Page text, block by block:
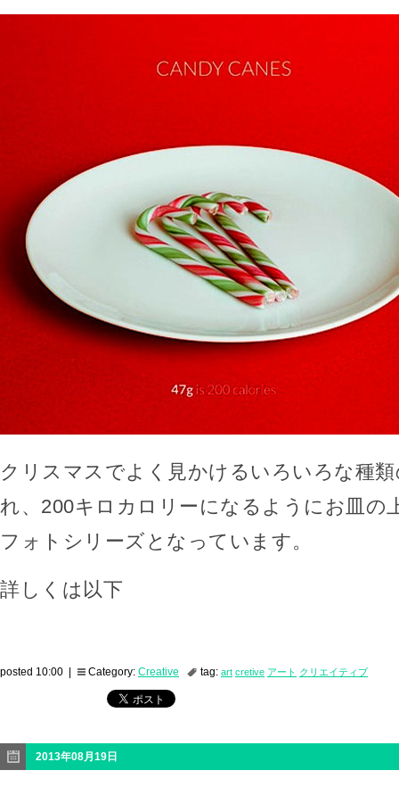
クリスマスでよく見かけるいろいろな種
れ、200キロカロリーになるようにお皿の
フォトシリーズとなっています。
詳しくは以下
posted 10:00 | Category: Creative tag: art cretive アート クリエイティブ
2013年08月19日